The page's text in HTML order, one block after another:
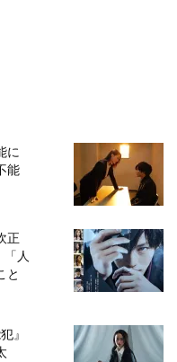
に
能
正
「人
と
』